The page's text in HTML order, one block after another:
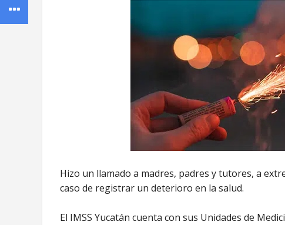
Hizo un llamado a madres, padres y tutores, a
caso de registrar un deterioro en la salud.
El IMSS Yucatán cuenta con sus Unidades de